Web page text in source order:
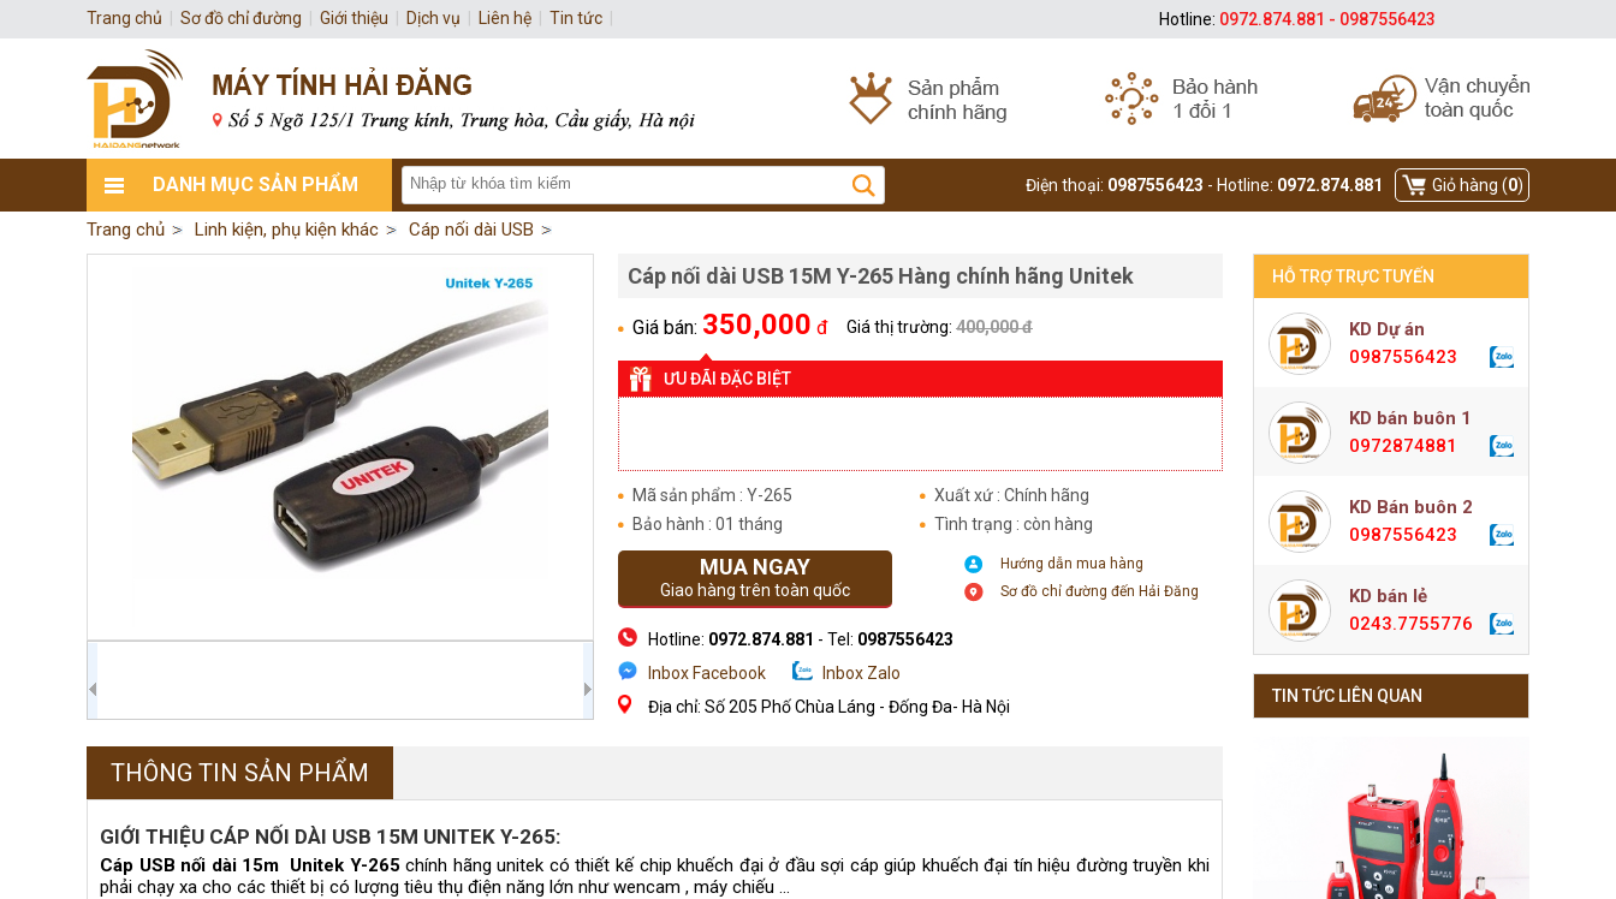
Giỏ hàng (0)
Điện thoại: 0987556423 - Hotline: 0972.874.881
DANH MỤC SẢN PHẨM
Trang chủ Linh kiện, phụ kiện khác Cáp nối dài USB
Cáp nối dài USB 15M Y-265 Hàng chính hãng Unitek
Giá bán: 350,000 đ Giá thị trường: 400,000 đ
ƯU ĐÃI ĐẶC BIỆT
Mã sản phẩm : Y-265
Xuất xứ : Chính hãng
Bảo hành : 01 tháng
Tình trạng : còn hàng
Hướng dẫn mua hàng
Sơ đồ chỉ đường đến Hải Đăng
MUA NGAY
Giao hàng trên toàn quốc
Hotline: 0972.874.881 - Tel: 0987556423
Inbox Facebook
Inbox Zalo
Địa chỉ: Số 205 Phố Chùa Láng - Đống Đa- Hà Nội
THÔNG TIN SẢN PHẨM
GIỚI THIỆU CÁP NỐI DÀI USB 15M UNITEK Y-265:
Cáp USB nối dài 15m Unitek Y-265 chính hãng unitek có thiết kế chip khuếch đại ở đầu sợi cáp giúp khuếch đại tín hiệu đường truyền khi
phải chạy xa cho các thiết bị có lượng tiêu thụ điện năng lớn như wencam , máy chiếu ...
HỖ TRỢ TRỰC TUYẾN
KD Dự án
0987556423
KD bán buôn 1
0972874881
KD Bán buôn 2
0987556423
KD bán lẻ
0243.7755776
TIN TỨC LIÊN QUAN
Trang chủ Sơ đồ chỉ đường Giới thiệu Dịch vụ Liên hệ Tin tức Hotline: 0972.874.881 - 0987556423